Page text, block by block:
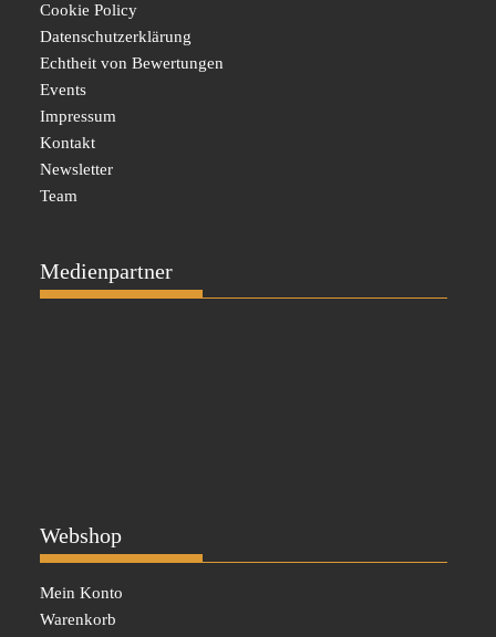
Cookie Policy
Datenschutzerklärung
Echtheit von Bewertungen
Events
Impressum
Kontakt
Newsletter
Team
Medienpartner
Webshop
Mein Konto
Warenkorb